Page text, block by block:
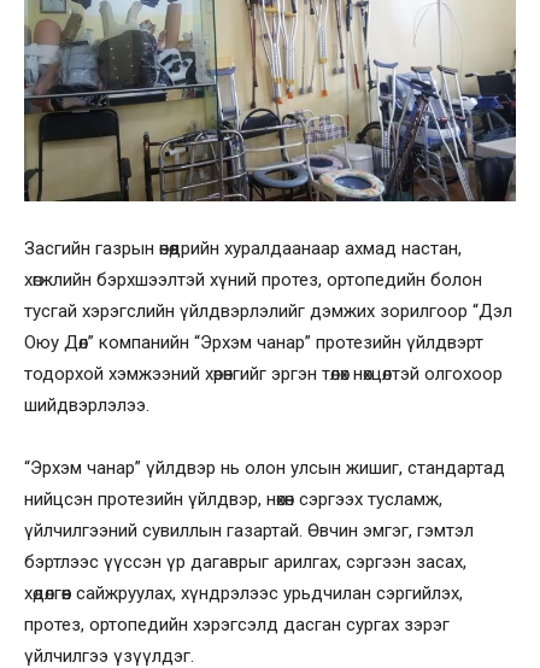
Засгийн газрын өнөөдрийн хуралдаанаар ахмад настан,
хөгжлийн бэрхшээлтэй хүний протез, ортопедийн болон
тусгай хэрэгслийн үйлдвэрлэлийг дэмжих зорилгоор “Дэл
Оюу Дөл” компанийн “Эрхэм чанар” протезийн үйлдвэрт
тодорхой хэмжээний хөрөнгийг эргэн төлөх нөхцөлтэй олгохоор
шийдвэрлэлээ.
“Эрхэм чанар” үйлдвэр нь олон улсын жишиг, стандартад
нийцсэн протезийн үйлдвэр, нөхөн сэргээх тусламж,
үйлчилгээний сувиллын газартай. Өвчин эмгэг, гэмтэл
бэртлээс үүссэн үр дагаврыг арилгах, сэргээн засах,
хөдөлгөөн сайжруулах, хүндрэлээс урьдчилан сэргийлэх,
протез, ортопедийн хэрэгсэлд дасган сургах зэрэг
үйлчилгээ үзүүлдэг.